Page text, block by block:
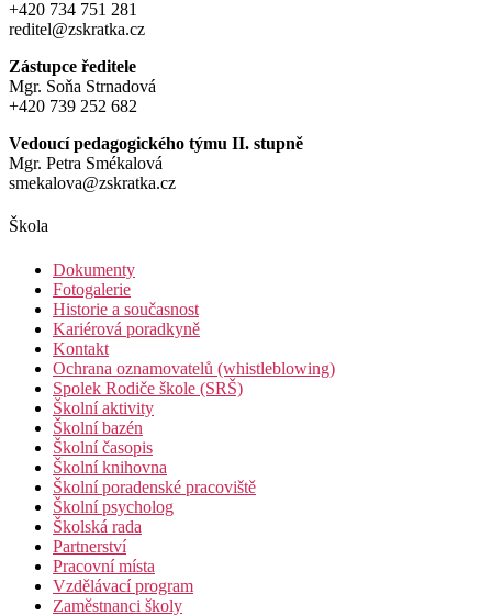
+420 734 751 281
reditel@zskratka.cz
Zástupce ředitele
Mgr. Soňa Strnadová
+420 739 252 682
Vedoucí pedagogického týmu II. stupně
Mgr. Petra Smékalová
smekalova@zskratka.cz
Škola
Dokumenty
Fotogalerie
Historie a současnost
Kariérová poradkyně
Kontakt
Ochrana oznamovatelů (whistleblowing)
Spolek Rodiče škole (SRŠ)
Školní aktivity
Školní bazén
Školní časopis
Školní knihovna
Školní poradenské pracoviště
Školní psycholog
Školská rada
Partnerství
Pracovní místa
Vzdělávací program
Zaměstnanci školy